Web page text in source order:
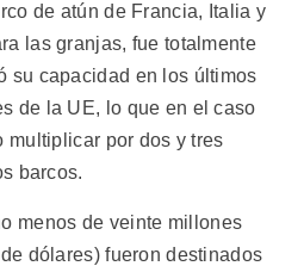
de atún de Francia, Italia y
las granjas, fue totalmente
su capacidad en los últimos
de la UE, lo que en el caso
por dos y tres
barcos.
menos de veinte millones
dólares) fueron destinados